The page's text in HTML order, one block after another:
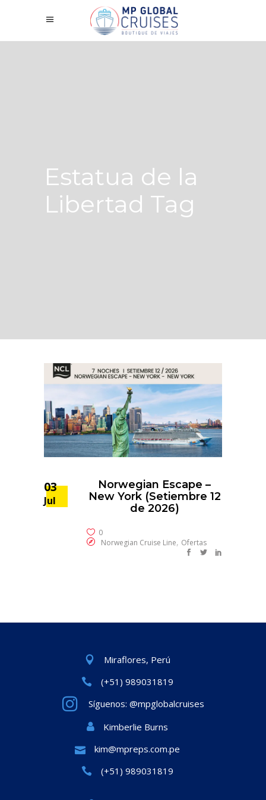
Estatua de la
Libertad Tag
03
Jul
Norwegian Escape –
New York (Setiembre 12
de 2026)
0
Norwegian Cruise Line, Ofertas
Miraflores, Perú
(+51) 989031819
Síguenos: @mpglobalcruises
Kimberlie Burns
kim@mpreps.com.pe
(+51) 989031819